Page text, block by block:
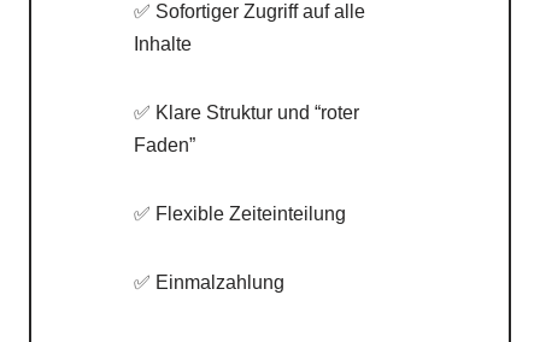
✅ Sofortiger Zugriff auf alle
Inhalte
✅ Klare Struktur und “roter
Faden”
✅ Flexible Zeiteinteilung
✅ Einmalzahlung